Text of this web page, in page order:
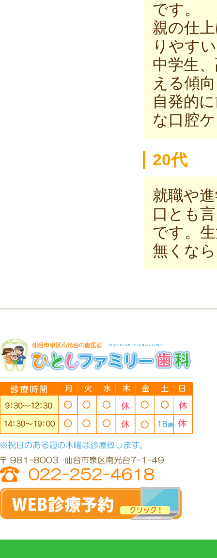
です。
親の仕
りやす
中学生
える傾
自発的
な口腔
20代
就職や
口とも
です。
無くな